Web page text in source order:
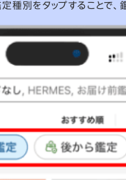
定種別をタップすることで